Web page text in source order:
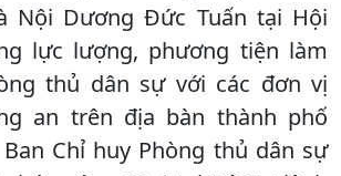
Nội Dương Đức Tuấn tại Hội
lực lượng, phương tiện làm
thủ dân sự với các đơn vị
an trên địa bàn thành phố
Chỉ huy Phòng thủ dân sự